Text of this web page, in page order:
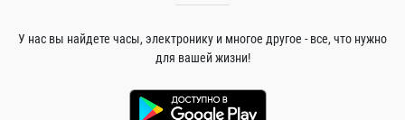
У нас вы найдете часы, электронику и многое другое - все, что нужно
для вашей жизни!